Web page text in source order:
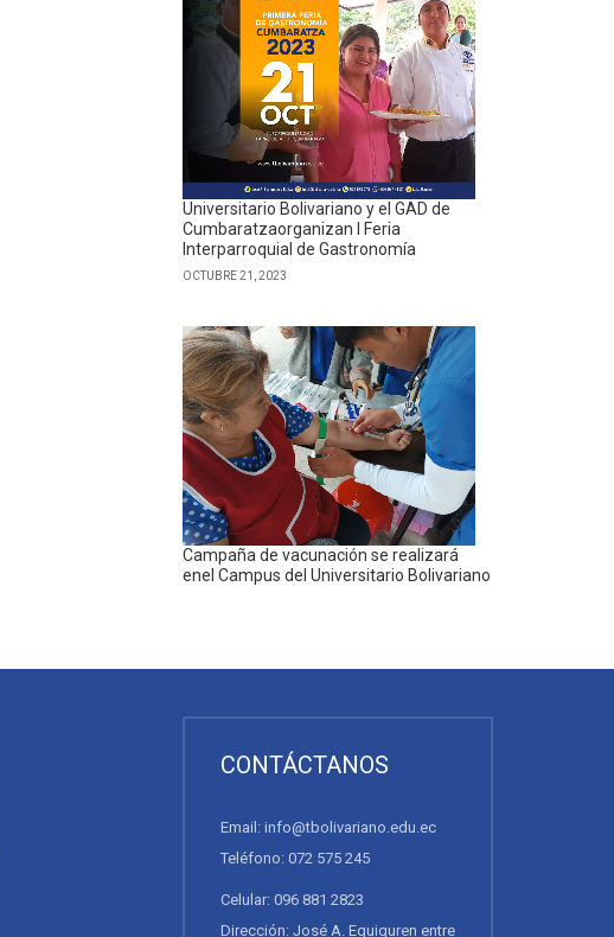
Universitario Bolivariano y el GAD de
Cumbaratzaorganizan I Feria
Interparroquial de Gastronomía
OCTUBRE 21, 2023
Campaña de vacunación se realizará
enel Campus del Universitario Bolivariano
CONTÁCTANOS
Email: info@tbolivariano.edu.ec
Teléfono: 072 575 245
Celular: 096 881 2823
Dirección: José A. Eguiguren entre